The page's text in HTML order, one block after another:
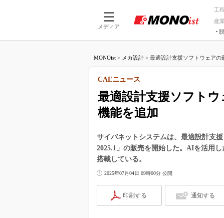
メディア
工
産
つながる工場
AI×設備
MONOist > メカ設計 > 最適設計支援ソフトウェア
最適設計支援ソフト
機能を追加
CAEニュース
サイバネットシステムは、最適設計支
2025.1」の販売を開始した。AIを活用
搭載している。
2025年07月04日 09時00分 公開
印刷する 通知する